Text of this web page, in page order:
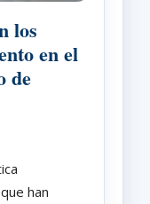
los
en el
de
han